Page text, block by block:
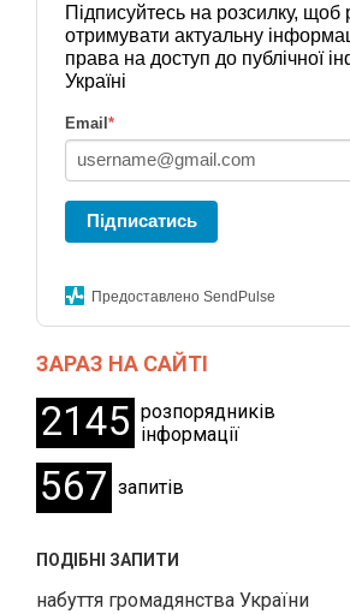
Підписуйтесь на розсилку, щоб
отримувати актуальну
права на доступ до публічної
Україні
Email*
Підписатись
Предоставлено SendPulse
ЗАРАЗ НА САЙТІ
2145 розпорядників
інформації
567 запитів
ПОДІБНІ ЗАПИТИ
набуття громадянства України